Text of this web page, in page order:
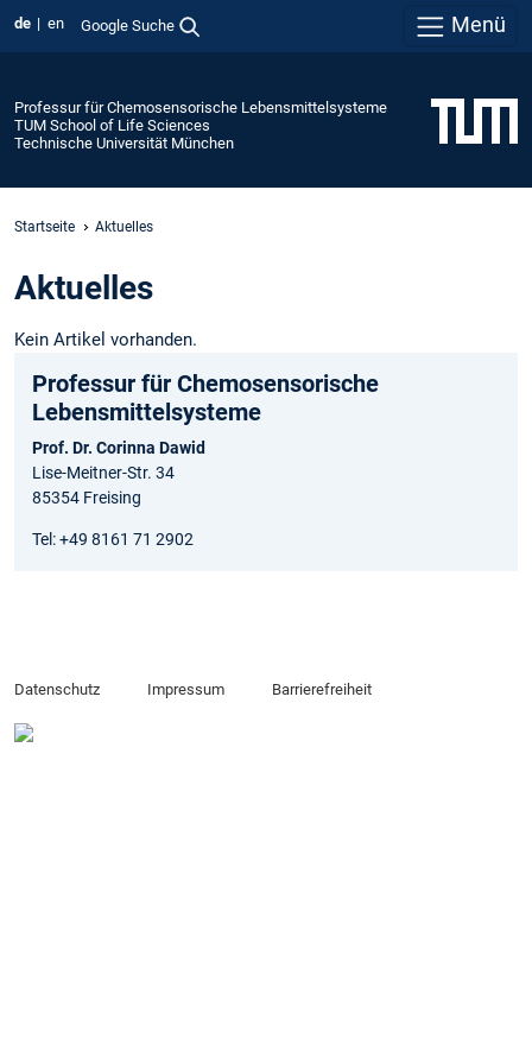
de en Google Suche Menü
Professur für Chemosensorische Lebensmittelsysteme
TUM School of Life Sciences
Technische Universität München
Startseite Aktuelles
Aktuelles
Kein Artikel vorhanden.
Professur für Chemosensorische
Lebensmittelsysteme
Prof. Dr. Corinna Dawid
Lise-Meitner-Str. 34
85354 Freising
Tel: +49 8161 71 2902
Datenschutz Impressum Barrierefreiheit